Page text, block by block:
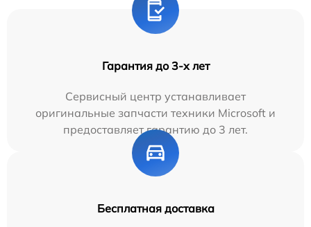
Гарантия до 3-х лет
Сервисный центр устанавливает
оригинальные запчасти техники Microsoft и
предоставляет гарантию до 3 лет.
Бесплатная доставка